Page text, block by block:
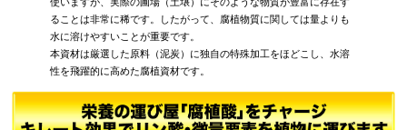
ることは非常に稀です。したがって、腐植物質に関しては量よりも
水に溶けやすいことが重要です。
本資材は厳選した原料（泥炭）に独自の特殊加工をほどこし、水溶
性を飛躍的に高めた腐植資材です。